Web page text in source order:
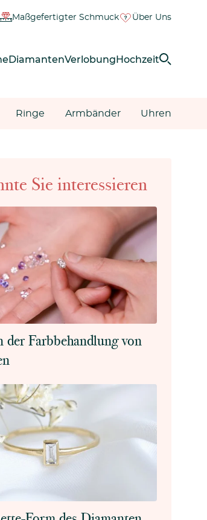
Maßgefertigter Schmuck Über Uns
DiamantenVerlobung Hochzeit
Ringe Armbänder Uhren
Sie interessieren
der Farbbehandlung von